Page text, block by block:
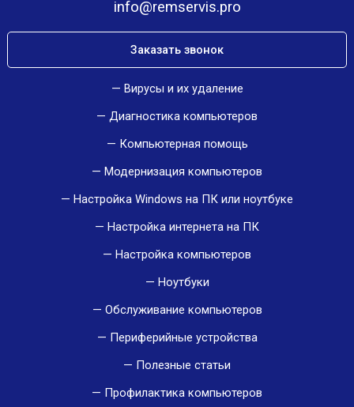
info@remservis.pro
Заказать звонок
Вирусы и их удаление
Диагностика компьютеров
Компьютерная помощь
Модернизация компьютеров
Настройка Windows на ПК или ноутбуке
Настройка интернета на ПК
Настройка компьютеров
Ноутбуки
Обслуживание компьютеров
Периферийные устройства
Полезные статьи
Профилактика компьютеров